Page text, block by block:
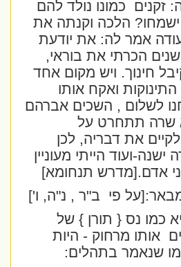
כמונו נולד להם
הלכה וקנתה את
אמר לה: את יודעת
הכרתי את בוראי,
חינוך. ויש מקום אחד
ואקח אותו
לשלום , השכים אברהם
תתחרט על
את דבריה, לכן
ועוד הייתי מעוניין
אדם.[מדרש תנחומא]
פי ב"ר , נ"ה, ו']
כמו נס { תורן } של
אותו מרחוק - היות
שנאמר בתהלים: